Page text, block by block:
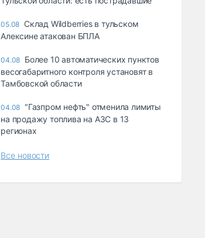
05.08 Склад Wildberries в тульском
Алексине атакован БПЛА
04.08 Более 10 автоматических пунктов
весогабаритного контроля установят в
Тамбовской области
04.08 "Газпром нефть" отменила лимиты
на продажу топлива на АЗС в 13
регионах
Все новости